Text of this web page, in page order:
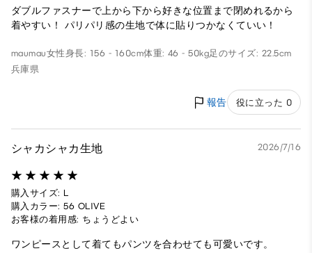
ダブルファスナーで上から下から好きな位置まで閉めれるから
着やすい！ パリパリ感の生地で体に貼りつかなくていい！
maumau女性身長: 156 - 160cm体重: 46 - 50kg足のサイズ: 22.5cm
兵庫県
報告 役に立った 0
シャカシャカ生地 2026/7/16
購入サイズ: L
購入カラー: 56 OLIVE
お客様の着用感: ちょうどよい
ワンピースとして着てもパンツを合わせても可愛いです。